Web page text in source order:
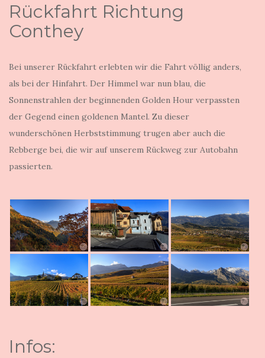
Rückfahrt Richtung
Conthey
Bei unserer Rückfahrt erlebten wir die Fahrt völlig anders,
als bei der Hinfahrt. Der Himmel war nun blau, die
Sonnenstrahlen der beginnenden Golden Hour verpassten
der Gegend einen goldenen Mantel. Zu dieser
wunderschönen Herbststimmung trugen aber auch die
Rebberge bei, die wir auf unserem Rückweg zur Autobahn
passierten.
Infos: